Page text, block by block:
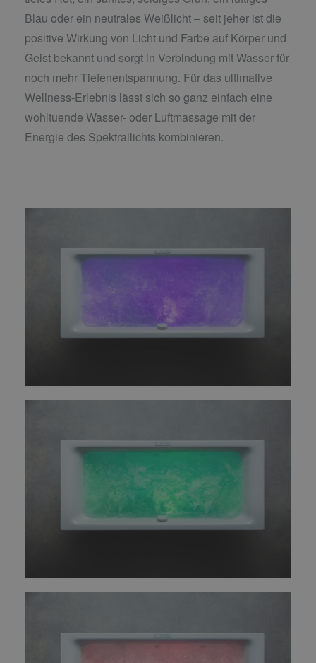
Blau oder ein neutrales Weißlicht – seit jeher ist die
positive Wirkung von Licht und Farbe auf Körper und
Geist bekannt und sorgt in Verbindung mit Wasser für
noch mehr Tiefenentspannung. Für das ultimative
Wellness-Erlebnis lässt sich so ganz einfach eine
wohltuende Wasser- oder Luftmassage mit der
Energie des Spektrallichts kombinieren.